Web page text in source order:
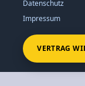
Datenschutz
Impressum
VERTRAG